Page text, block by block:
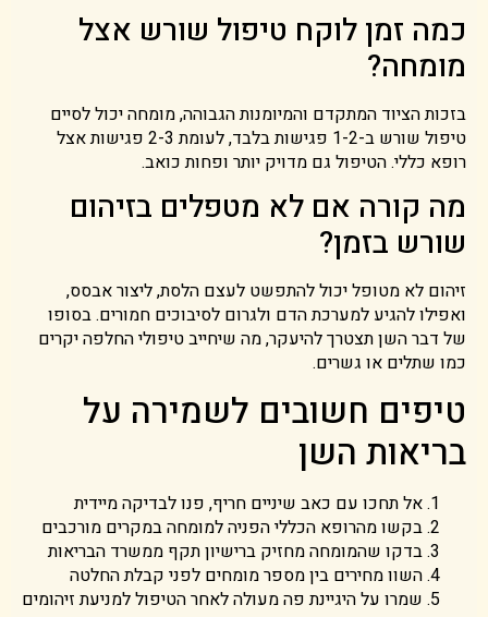
כמה זמן לוקח טיפול שורש אצל
מומחה?
בזכות הציוד המתקדם והמיומנות הגבוהה, מומחה יכול לסיים
טיפול שורש ב-1-2 פגישות בלבד, לעומת 2-3 פגישות אצל
רופא כללי. הטיפול גם מדויק יותר ופחות כואב.
מה קורה אם לא מטפלים בזיהום
שורש בזמן?
זיהום לא מטופל יכול להתפשט לעצם הלסת, ליצור אבסס,
ואפילו להגיע למערכת הדם ולגרום לסיבוכים חמורים. בסופו
של דבר השן תצטרך להיעקר, מה שיחייב טיפולי החלפה יקרים
כמו שתלים או גשרים.
טיפים חשובים לשמירה על
בריאות השן
אל תחכו עם כאב שיניים חריף, פנו לבדיקה מיידית
בקשו מהרופא הכללי הפניה למומחה במקרים מורכבים
בדקו שהמומחה מחזיק ברישיון תקף ממשרד הבריאות
השוו מחירים בין מספר מומחים לפני קבלת החלטה
שמרו על היגיינת פה מעולה לאחר הטיפול למניעת זיהומים